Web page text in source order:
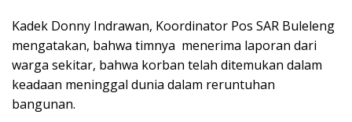
Kadek Donny Indrawan, Koordinator Pos SAR Buleleng
mengatakan, bahwa timnya menerima laporan dari
warga sekitar, bahwa korban telah ditemukan dalam
keadaan meninggal dunia dalam reruntuhan
bangunan.